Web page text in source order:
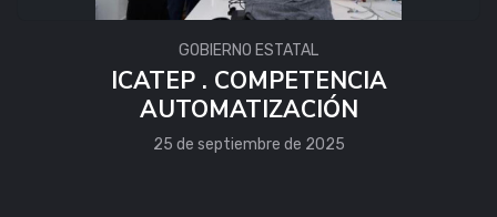
GOBIERNO ESTATAL
ICATEP . COMPETENCIA
AUTOMATIZACIÓN
25 de septiembre de 2025